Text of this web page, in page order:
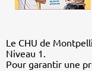
Le CHU de
Niveau 1.
Pour garantir une